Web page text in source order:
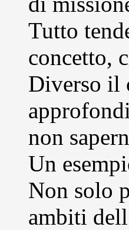
Tutto
concetto,
Diverso il
non
Un
Non solo
ambiti